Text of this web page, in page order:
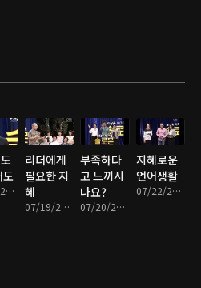
도
07/15/2013 • 32분
리더에게
필요한 지
혜
07/19/2013 • 34분
부족하다
고 느끼시
나요?
07/20/2013 • 34분
지혜로운
언어생활
07/22/2013 • 33분